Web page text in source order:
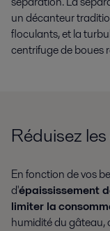
un décanteur
floculants, et la
centrifuge de boues
Réduisez
En fonction de vos
d'épaississement
limiter la
humidité du gâteau,